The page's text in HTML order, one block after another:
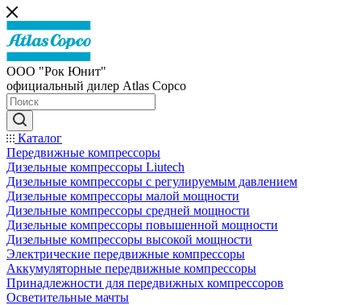
ООО "Рок Юнит"
официальный дилер Atlas Copco
Каталог
Передвижные компрессоры
Дизельные компрессоры Liutech
Дизельные компрессоры с регулируемым давлением
Дизельные компрессоры малой мощности
Дизельные компрессоры средней мощности
Дизельные компрессоры повышенной мощности
Дизельные компрессоры высокой мощности
Электрические передвижные компрессоры
Аккумуляторные передвижные компрессоры
Принадлежности для передвижных компрессоров
Осветительные мачты